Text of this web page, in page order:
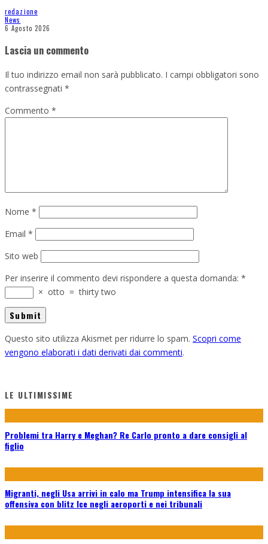
redazione
News
6 Agosto 2026
Lascia un commento
Il tuo indirizzo email non sarà pubblicato. I campi obbligatori sono
contrassegnati *
Commento *
Nome *
Email *
Sito web
Per inserire il commento devi rispondere a questa domanda: *
× otto = thirty two
Questo sito utilizza Akismet per ridurre lo spam. Scopri come
vengono elaborati i dati derivati dai commenti.
LE ULTIMISSIME
Problemi tra Harry e Meghan? Re Carlo pronto a dare consigli al
figlio
Migranti, negli Usa arrivi in calo ma Trump intensifica la sua
offensiva con blitz Ice negli aeroporti e nei tribunali